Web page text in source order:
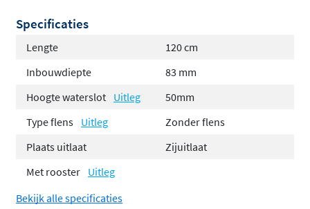
Afvoercapaciteit volgens EN 1253, maximaal 32
liter/ minuut
Geleverd als ­complete set, inclusief
Vloerafwerking: Tegel / Keramisch / Mozaïek
Specificaties
Lengte
120 cm
Inbouwdiepte
83 mm
Hoogte waterslot Uitleg
50mm
Type flens Uitleg
Zonder flens
Plaats uitlaat
Zijuitlaat
Met rooster Uitleg
Bekijk alle specificaties